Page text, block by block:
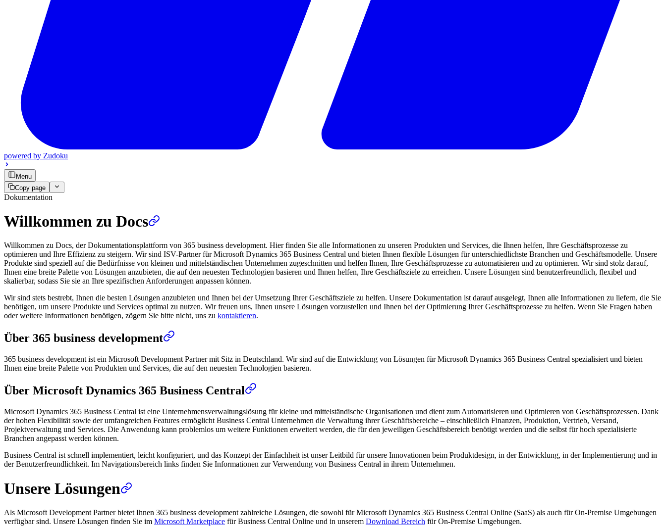
powered by Zudoku
Menu
Copy page
Dokumentation
Willkommen zu Docs
Willkommen zu Docs, der Dokumentationsplattform von 365 business development. Hier finden Sie alle Informationen zu unseren Produkten und Services, die Ihnen helfen, Ihre Geschäftsprozesse zu
optimieren und Ihre Effizienz zu steigern. Wir sind ISV-Partner für Microsoft Dynamics 365 Business Central und bieten Ihnen flexible Lösungen für unterschiedlichste Branchen und Geschäftsmodelle. Unsere
Produkte sind speziell auf die Bedürfnisse von kleinen und mittelständischen Unternehmen zugeschnitten und helfen Ihnen, Ihre Geschäftsprozesse zu automatisieren und zu optimieren. Wir sind stolz darauf,
Ihnen eine breite Palette von Lösungen anzubieten, die auf den neuesten Technologien basieren und Ihnen helfen, Ihre Geschäftsziele zu erreichen. Unsere Lösungen sind benutzerfreundlich, flexibel und
skalierbar, sodass Sie sie an Ihre spezifischen Anforderungen anpassen können.
Wir sind stets bestrebt, Ihnen die besten Lösungen anzubieten und Ihnen bei der Umsetzung Ihrer Geschäftsziele zu helfen. Unsere Dokumentation ist darauf ausgelegt, Ihnen alle Informationen zu liefern, die Sie
benötigen, um unsere Produkte und Services optimal zu nutzen. Wir freuen uns, Ihnen unsere Lösungen vorzustellen und Ihnen bei der Optimierung Ihrer Geschäftsprozesse zu helfen. Wenn Sie Fragen haben
oder weitere Informationen benötigen, zögern Sie bitte nicht, uns zu kontaktieren.
Über 365 business development
365 business development ist ein Microsoft Development Partner mit Sitz in Deutschland. Wir sind auf die Entwicklung von Lösungen für Microsoft Dynamics 365 Business Central spezialisiert und bieten
Ihnen eine breite Palette von Produkten und Services, die auf den neuesten Technologien basieren.
Über Microsoft Dynamics 365 Business Central
Microsoft Dynamics 365 Business Central ist eine Unternehmensverwaltungslösung für kleine und mittelständische Organisationen und dient zum Automatisieren und Optimieren von Geschäftsprozessen. Dank
der hohen Flexibilität sowie der umfangreichen Features ermöglicht Business Central Unternehmen die Verwaltung ihrer Geschäftsbereiche – einschließlich Finanzen, Produktion, Vertrieb, Versand,
Projektverwaltung und Services. Die Anwendung kann problemlos um weitere Funktionen erweitert werden, die für den jeweiligen Geschäftsbereich benötigt werden und die selbst für hoch spezialisierte
Branchen angepasst werden können.
Business Central ist schnell implementiert, leicht konfiguriert, und das Konzept der Einfachheit ist unser Leitbild für unsere Innovationen beim Produktdesign, in der Entwicklung, in der Implementierung und in
der Benutzerfreundlichkeit. Im Navigationsbereich links finden Sie Informationen zur Verwendung von Business Central in ihrem Unternehmen.
Unsere Lösungen
Als Microsoft Development Partner bietet Ihnen 365 business development zahlreiche Lösungen, die sowohl für Microsoft Dynamics 365 Business Central Online (SaaS) als auch für On-Premise Umgebungen
verfügbar sind. Unsere Lösungen finden Sie im Microsoft Marketplace für Business Central Online und in unserem Download Bereich für On-Premise Umgebungen.